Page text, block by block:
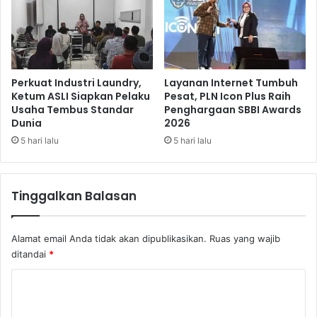
n
n
J
o
l
a
A
n
g
P
e
o
n
a
Perkuat Industri Laundry,
Ketum ASLI Siapkan Pelaku
Usaha Tembus Standar
Dunia
5 hari lalu
Layanan Internet Tumbuh
Pesat, PLN Icon Plus Raih
Penghargaan SBBI Awards
2026
5 hari lalu
Tinggalkan Balasan
Alamat email Anda tidak akan dipublikasikan. Ruas yang wajib
ditandai *